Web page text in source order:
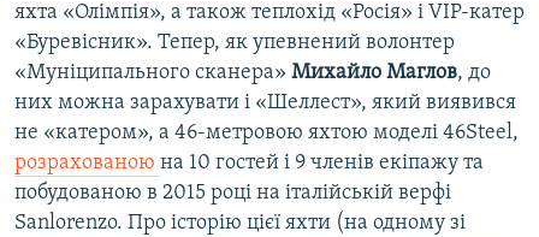
яхта «Олімпія», а також теплохід «Росія» і VIP-катер
«Буревісник». Тепер, як упевнений волонтер
«Муніципального сканера» Михайло Маглов, до
них можна зарахувати і «Шеллест», який виявився
не «катером», а 46-метровою яхтою моделі 46Steel,
розрахованою на 10 гостей і 9 членів екіпажу та
побудованою в 2015 році на італійській верфі
Sanlorenzo. Про історію цієї яхти (на одному зі